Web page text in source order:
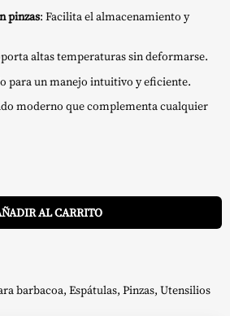
pinzas: Facilita el almacenamiento y
altas temperaturas sin deformarse.
para un manejo intuitivo y eficiente.
moderno que complementa cualquier
AL CARRITO
barbacoa, Espátulas, Pinzas, Utensilios